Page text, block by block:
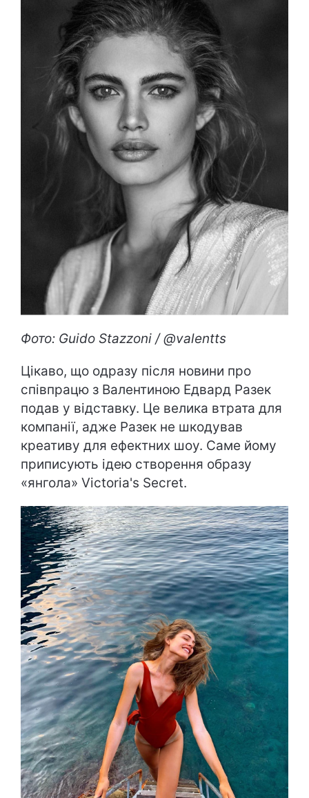
Фото: Guido Stazzoni / @valentts
Цікаво, що одразу після новини про
співпрацю з Валентиною Едвард Разек
подав у відставку. Це велика втрата для
компанії, адже Разек не шкодував
креативу для ефектних шоу. Саме йому
приписують ідею створення образу
«янгола» Victoria's Secret.